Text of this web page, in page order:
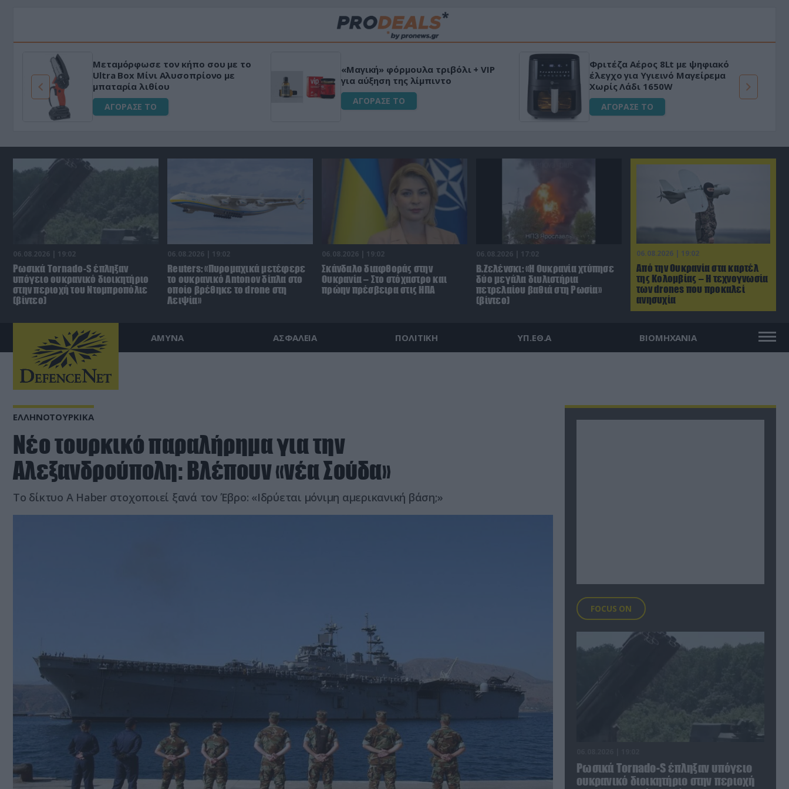
Μεταμόρφωσε τον κήπο σου με το
Ultra Box Μίνι Αλυσοπρίονο με
μπαταρία λιθίου
ΑΓΟΡΑΣΕ ΤΟ
«Μαγική» φόρμουλα τριβόλι + VIP
για αύξηση της λίμπιντο
ΑΓΟΡΑΣΕ ΤΟ
Φριτέζα Αέρος 8Lt με ψηφιακό
έλεγχο για Υγιεινό Μαγείρεμα
Χωρίς Λάδι 1650W
ΑΓΟΡΑΣΕ ΤΟ
06.08.2026 | 19:02
Από την Ουκρανία στα καρτέλ
της Κολομβίας – Η τεχνογνωσία
των drones που προκαλεί
ανησυχία
06.08.2026 | 19:02
Ρωσικά Tornado-S έπληξαν
υπόγειο ουκρανικό διοικητήριο
στην περιοχή του Ντομπροπόλιε
(βίντεο)
06.08.2026 | 19:02
Reuters: «Πυρομαχικά μετέφερε
το ουκρανικό Antonov δίπλα στο
οποίο βρέθηκε το drone στη
Λειψία»
06.08.2026 | 19:02
Σκάνδαλο διαφθοράς στην
Ουκρανία – Στο στόχαστρο και
πρώην πρέσβειρα στις ΗΠΑ
06.08.2026 | 17:02
Β.Ζελένσκι: «Η Ουκρανία χτύπησε
δύο μεγάλα διυλιστήρια
πετρελαίου βαθιά στη Ρωσία»
(βίντεο)
ΑΜΥΝΑ ΑΣΦΑΛΕΙΑ ΠΟΛΙΤΙΚΗ ΥΠ.ΕΘ.Α ΒΙΟΜΗΧΑΝΙΑ
ΕΛΛΗΝΟΤΟΥΡΚΙΚΑ
Νέο τουρκικό παραλήρημα για την
Αλεξανδρούπολη: Βλέπουν «νέα Σούδα»
Το δίκτυο A Haber στοχοποιεί ξανά τον Έβρο: «Ιδρύεται μόνιμη αμερικανική βάση;»
FOCUS ON
Ρωσικά Tornado-S έπληξαν υπόγειο
ουκρανικό διοικητήριο στην περιοχή